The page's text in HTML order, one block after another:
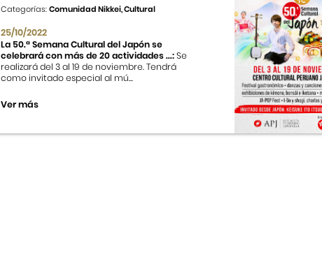
Categorías:Comunidad Nikkei, Cultural
25/10/2022
La 50.ª Semana Cultural del Japón se
celebrará con más de 20 actividades ...:Se
realizará del 3 al 19 de noviembre. Tendrá
como invitado especial al mú...
Ver más